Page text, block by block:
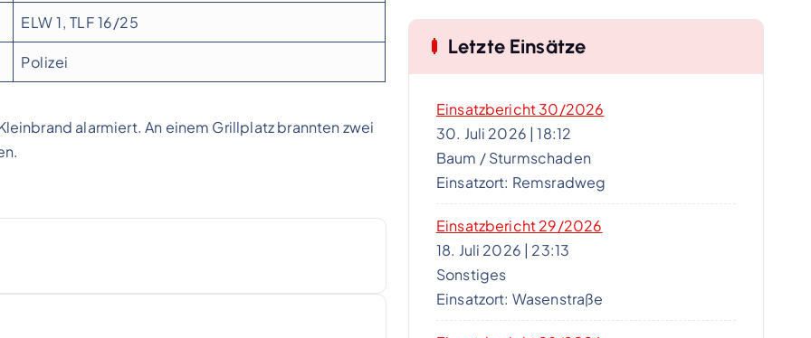
ELW 1, TLF 16/25
Polizei
alarmiert. An einem Grillplatz brannten zwei
Letzte Einsätze
Einsatzbericht 30/2026
30. Juli 2026 |18:12
Baum / Sturmschaden
Einsatzort: Remsradweg
Einsatzbericht 29/2026
18. Juli 2026 | 23:13
Sonstiges
Einsatzort: Wasenstraße